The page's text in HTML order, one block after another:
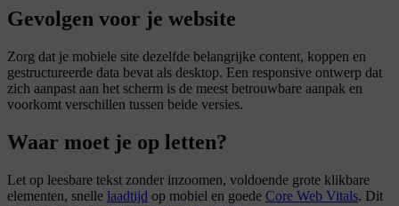
Gevolgen voor je website
Zorg dat je mobiele site dezelfde belangrijke content, koppen en
gestructureerde data bevat als desktop. Een responsive ontwerp dat
zich aanpast aan het scherm is de meest betrouwbare aanpak en
voorkomt verschillen tussen beide versies.
Waar moet je op letten?
Let op leesbare tekst zonder inzoomen, voldoende grote klikbare
elementen, snelle laadtijd op mobiel en goede Core Web Vitals. Dit